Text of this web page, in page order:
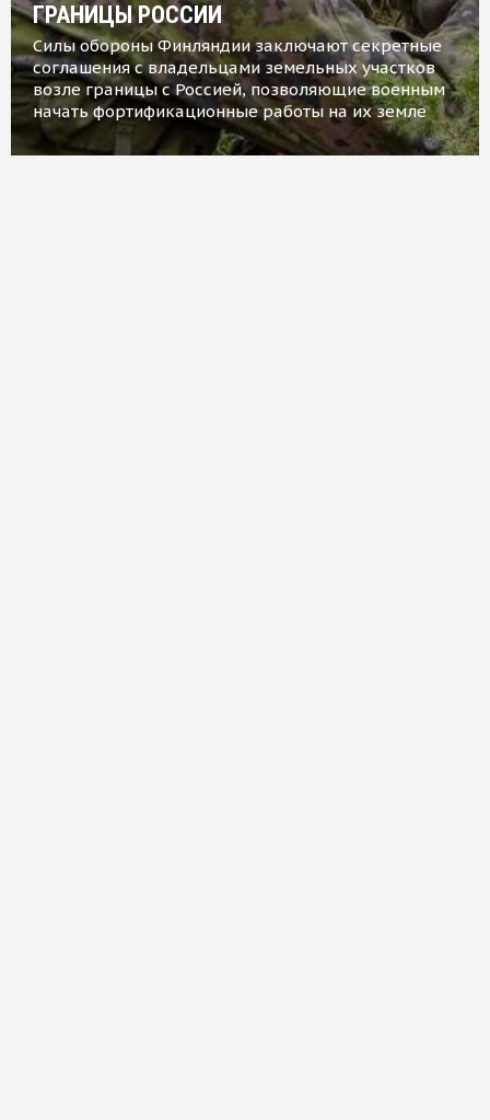
ГРАНИЦЫ РОССИИ
Силы обороны Финляндии заключают секретные
соглашения с владельцами земельных участков
возле границы с Россией, позволяющие военным
начать фортификационные работы на их земле